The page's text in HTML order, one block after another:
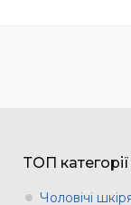
ТОП категорії
Чоловічі